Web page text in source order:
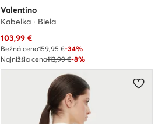
Valentino
Kabelka · Biela
Aktuálna cena
103,99€
Bežná cena159,95 €-34%
Najnižšia cena113,99 €-8%